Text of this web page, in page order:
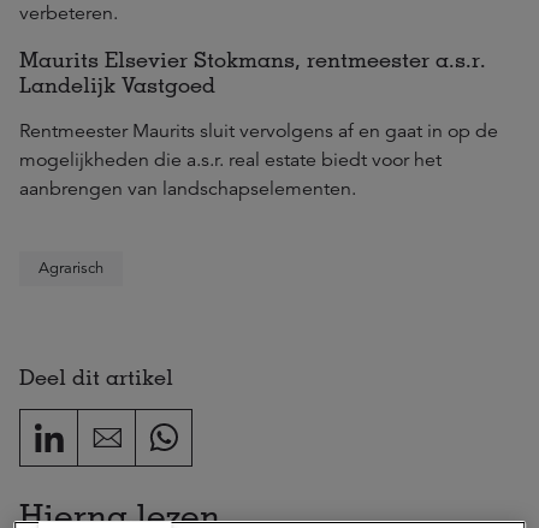
verbeteren.
Maurits Elsevier Stokmans, rentmeester a.s.r.
Landelijk Vastgoed
Rentmeester Maurits sluit vervolgens af en gaat in op de
mogelijkheden die a.s.r. real estate biedt voor het
aanbrengen van landschapselementen.
Agrarisch
Deel dit artikel
Hierna lezen